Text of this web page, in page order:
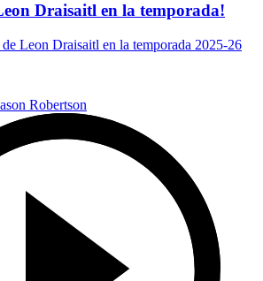
Draisaitl en la temporada!
Leon Draisaitl en la temporada 2025-26